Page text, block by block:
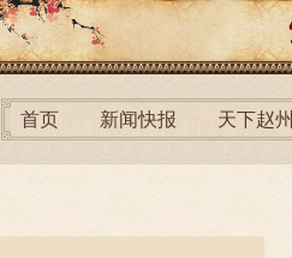
首页 新闻快报 天下赵州